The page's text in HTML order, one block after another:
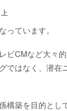
っています。
ビCMなど大々
ではなく、潜
構築を目的と